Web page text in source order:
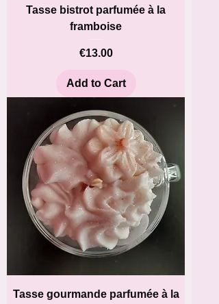
Tasse bistrot parfumée à la
framboise
Price
€13.00
Add to Cart
Tasse gourmande parfumée à la